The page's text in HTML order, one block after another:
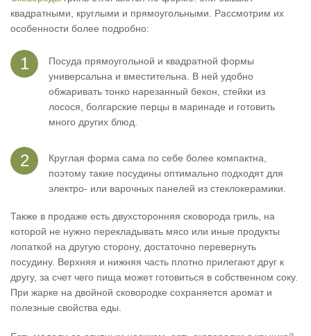
квадратными, круглыми и прямоугольными. Рассмотрим их
особенности более подробно:
Посуда прямоугольной и квадратной формы
универсальна и вместительна. В ней удобно
обжаривать тонко нарезанный бекон, стейки из
лосося, болгарские перцы в маринаде и готовить
много других блюд.
Круглая форма сама по себе более компактна,
поэтому такие посудины оптимально подходят для
электро- или варочных панелей из стеклокерамики.
Также в продаже есть двухсторонняя сковорода гриль, на
которой не нужно перекладывать мясо или иные продукты
лопаткой на другую сторону, достаточно перевернуть
посудину. Верхняя и нижняя часть плотно прилегают друг к
другу, за счет чего пища может готовиться в собственном соку.
При жарке на двойной сковородке сохраняется аромат и
полезные свойства еды.